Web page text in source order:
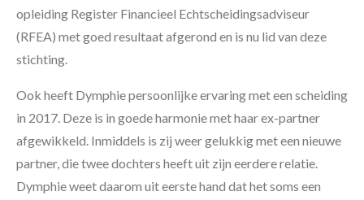
opleiding Register Financieel Echtscheidingsadviseur
(RFEA) met goed resultaat afgerond en is nu lid van deze
stichting.
Ook heeft Dymphie persoonlijke ervaring met een scheiding
in 2017. Deze is in goede harmonie met haar ex-partner
afgewikkeld. Inmiddels is zij weer gelukkig met een nieuwe
partner, die twee dochters heeft uit zijn eerdere relatie.
Dymphie weet daarom uit eerste hand dat het soms een